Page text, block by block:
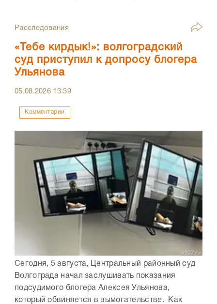
Расследования
«Тебе кирдык!»: волгоградский
суд приступил к допросу блогера
Ульянова
05.08.2026 13:39
Комментарии
Сегодня, 5 августа, Центральный районный суд
Волгограда начал заслушивать показания
подсудимого блогера Алексея Ульянова,
который обвиняется в вымогательстве. Как